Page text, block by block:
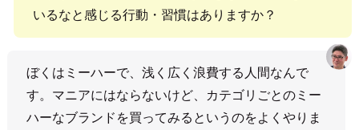
いるなと感じる行動・習慣はありますか？
ぼくはミーハーで、浅く広く浪費する人間なんで
す。マニアにはならないけど、カテゴリごとのミー
ハーなブランドを買ってみるというのをよくやりま